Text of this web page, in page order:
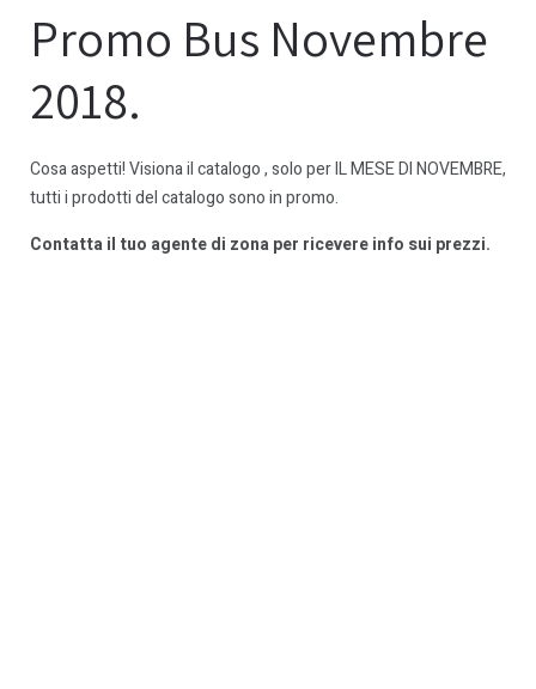
Promo Bus Novembre
2018.
Cosa aspetti! Visiona il catalogo , solo per IL MESE DI NOVEMBRE,
tutti i prodotti del catalogo sono in promo.
Contatta il tuo agente di zona per ricevere info sui prezzi.